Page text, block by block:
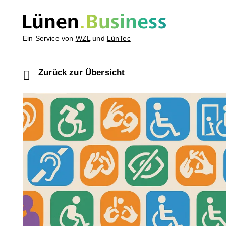
Ein Service von WZL und LünTec
Zurück zur Übersicht